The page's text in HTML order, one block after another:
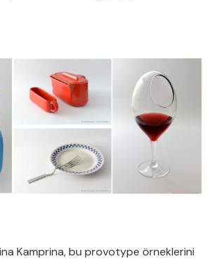
Kamprina, bu provotype örneklerini